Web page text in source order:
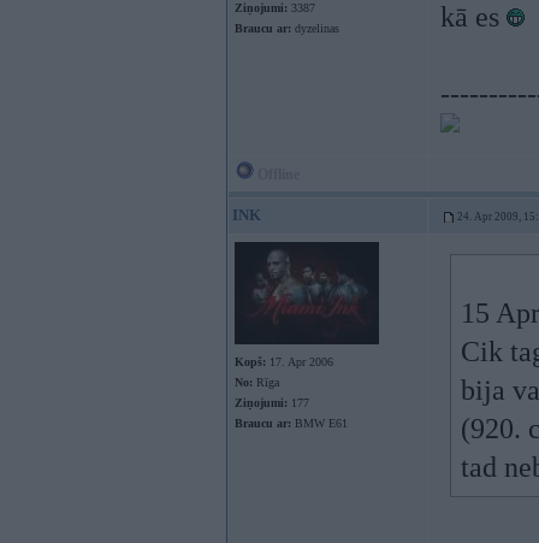
Ziņojumi: 3387
Braucu ar: dyzelinas
kā es
INK 24. Apr 2009,
Kopš: 17. Apr 2006
No: Rīga
Ziņojumi: 177
Braucu ar: BMW E61
15
Cik
bija
(920.
tad